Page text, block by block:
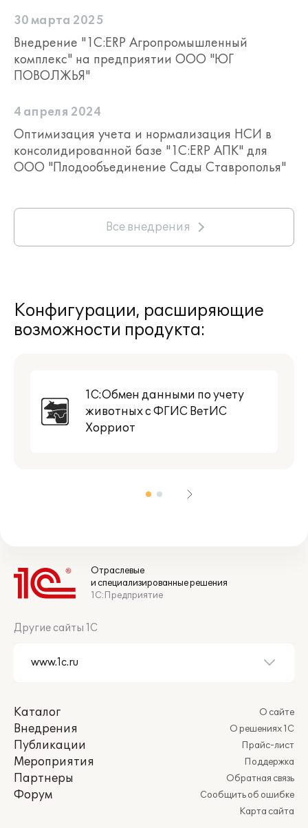
30 марта 2025
Внедрение "1С:ERP Агропромышленный
комплекс" на предприятии ООО "ЮГ
ПОВОЛЖЬЯ"
4 апреля 2024
Оптимизация учета и нормализация НСИ в
консолидированной базе "1С:ERP АПК" для
ООО "Плодообъединение Сады Ставрополья"
Все внедрения
Конфигурации, расширяющие
возможности продукта:
1С:Обмен данными по учету
животных с ФГИС ВетИС
Хорриот
Отраслевые
и специализированные решения
1С:Предприятие
Другие сайты 1С
Каталог
Внедрения
Публикации
Мероприятия
Партнеры
Форум
О сайте
О решениях 1С
Прайс-лист
Поддержка
Обратная связь
Сообщить об ошибке
Карта сайта